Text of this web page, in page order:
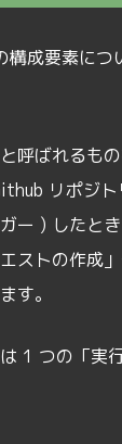
成要素につ
呼ばれるも
リポジ
ー ) したとき
ストの作成
す。
1 つの「実